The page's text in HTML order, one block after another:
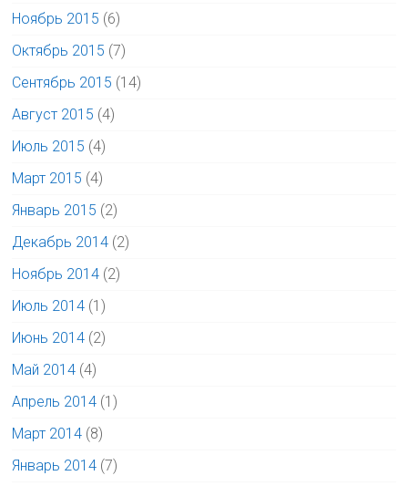
Ноябрь 2015 (6)
Октябрь 2015 (7)
Сентябрь 2015 (14)
Август 2015 (4)
Июль 2015 (4)
Март 2015 (4)
Январь 2015 (2)
Декабрь 2014 (2)
Ноябрь 2014 (2)
Июль 2014 (1)
Июнь 2014 (2)
Май 2014 (4)
Апрель 2014 (1)
Март 2014 (8)
Январь 2014 (7)